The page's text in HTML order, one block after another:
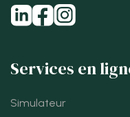
Services en
Simulateur